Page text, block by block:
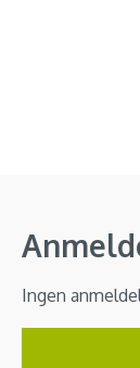
Ingen